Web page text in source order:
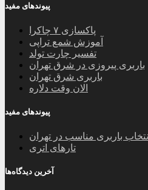
پیوندهای مفید
پاکسازی ۷ چاکرا
آموزش شمع تراپی
تفسیر چارت تولد
باربری پیروزی در شرق تهران
باربری شرق تهران
الان وقت دلاره
پیوندهای مفید
انتخاب باربری مناسب در تهران
تارهای اتری
آخرین دیدگاه‌ها